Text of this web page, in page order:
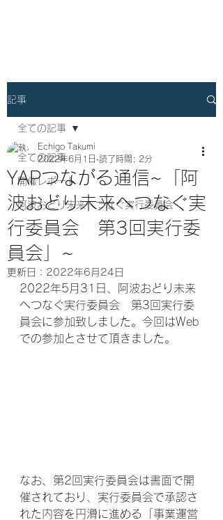
記事
全ての記事
開催レポート
阿波おどり未来へつなぐ実行委員会
全ての記事
YAPつながる通信~「阿
波おどり未来へつなぐ実
行委員会 第3回実行委
員会」~
Echigo Takumi
2022年6月1日 読了時間: 2分
更新日： 2022年6月24日
2022年5月31日、阿波おどり未来
へつなぐ実行委員会　第3回実行委
員会に参加致しました。今回はWeb
での参加とさせて頂きました。
なお、第2回実行委員会は書面で開
催されており、実行委員会で承認さ
れた内容を円滑に進める「事業運営